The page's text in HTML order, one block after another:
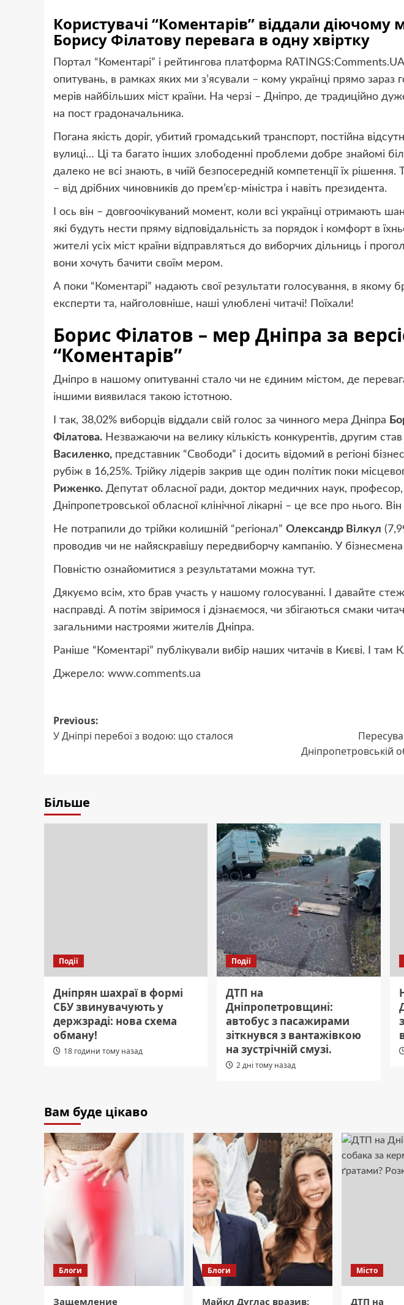
Користувачі “Коментарів” віддали діючому
Борису Філатову перевага в одну хвіртку
Портал “Коментарі” і рейтингова платформа
опитувань, в рамках яких ми з’ясували – кому українці прямо зараз
мерів найбільших міст країни. На черзі – Дніпро, де традиційно
на пост градоначальника.
Погана якість доріг, убитий громадський транспорт, постійна
вулиці… Ці та багато інших злободенні проблеми добре знайомі
далеко не всі знають, в чиїй безпосередній компетенції їх рішення.
– від дрібних чиновників до прем’єр-міністра і навіть президента.
І ось він – довгоочікуваний момент, коли всі українці отримають
які будуть нести пряму відповідальність за порядок і комфорт в
жителі усіх міст країни відправляться до виборчих дільниць і
вони хочуть бачити своїм мером.
А поки “Коментарі” надають свої результати голосування, в якому
експерти та, найголовніше, наші улюблені читачі! Поїхали!
Борис Філатов – мер Дніпра за
“Коментарів”
Дніпро в нашому опитуванні стало чи не єдиним містом, де
іншими виявилася такою істотною.
І так, 38,02% виборців віддали свій голос за чинного мера Дніпра
Філатова. Незважаючи на велику кількість конкурентів, другим став
Василенко, представник “Свободи” і досить відомий в регіоні
рубіж в 16,25%. Трійку лідерів закрив ще один політик поки
Риженко. Депутат обласної ради, доктор медичних наук, професор,
Дніпропетровської обласної клінічної лікарні – це все про нього.
Не потрапили до трійки колишній “регіонал” Олександр Вілкул
проводив чи не найяскравішу передвиборчу кампанію. У бізнесмена
Повністю ознайомитися з результатами можна тут.
Дякуємо всім, хто брав участь у нашому голосуванні. І давайте
насправді. А потім звіримося і дізнаємося, чи збігаються смаки
загальними настроями жителів Дніпра.
Раніше “Коментарі” публікували вибір наших читачів в Києві. І там
Джерело: www.comments.ua
Post
navigation
Previous:
У Дніпрі перебої з водою: що сталося
Дніпропетровській
Більше
Події
Дніпрян шахраї в формі
СБУ звинувачують у
держзраді: нова схема
обману!
18 години тому назад
Події
ДТП на
Дніпропетровщині:
автобус з пасажирами
зіткнувся з вантажівкою
на зустрічній смузі.
2 дні тому назад
Вам буде цікаво
Блоги
Защемление
Блоги
Майкл Дуглас вразив:
Місто
ДТП на